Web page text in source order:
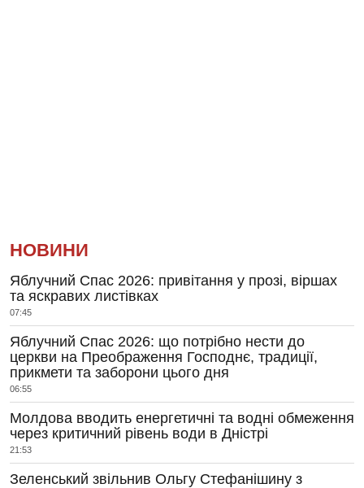
НОВИНИ
Яблучний Спас 2026: привітання у прозі, віршах
та яскравих листівках
07:45
Яблучний Спас 2026: що потрібно нести до
церкви на Преображення Господнє, традиції,
прикмети та заборони цього дня
06:55
Молдова вводить енергетичні та водні обмеження
через критичний рівень води в Дністрі
21:53
Зеленський звільнив Ольгу Стефанішину з